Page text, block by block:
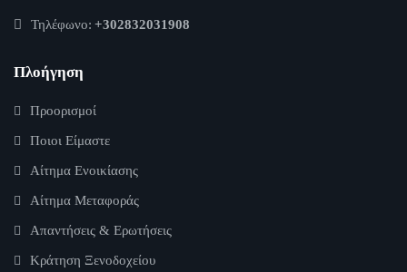
Τηλέφωνο: +302832031908
Πλοήγηση
Προορισμοί
Ποιοι Είμαστε
Αίτημα Ενοικίασης
Αίτημα Μεταφοράς
Απαντήσεις & Ερωτήσεις
Κράτηση Ξενοδοχείου